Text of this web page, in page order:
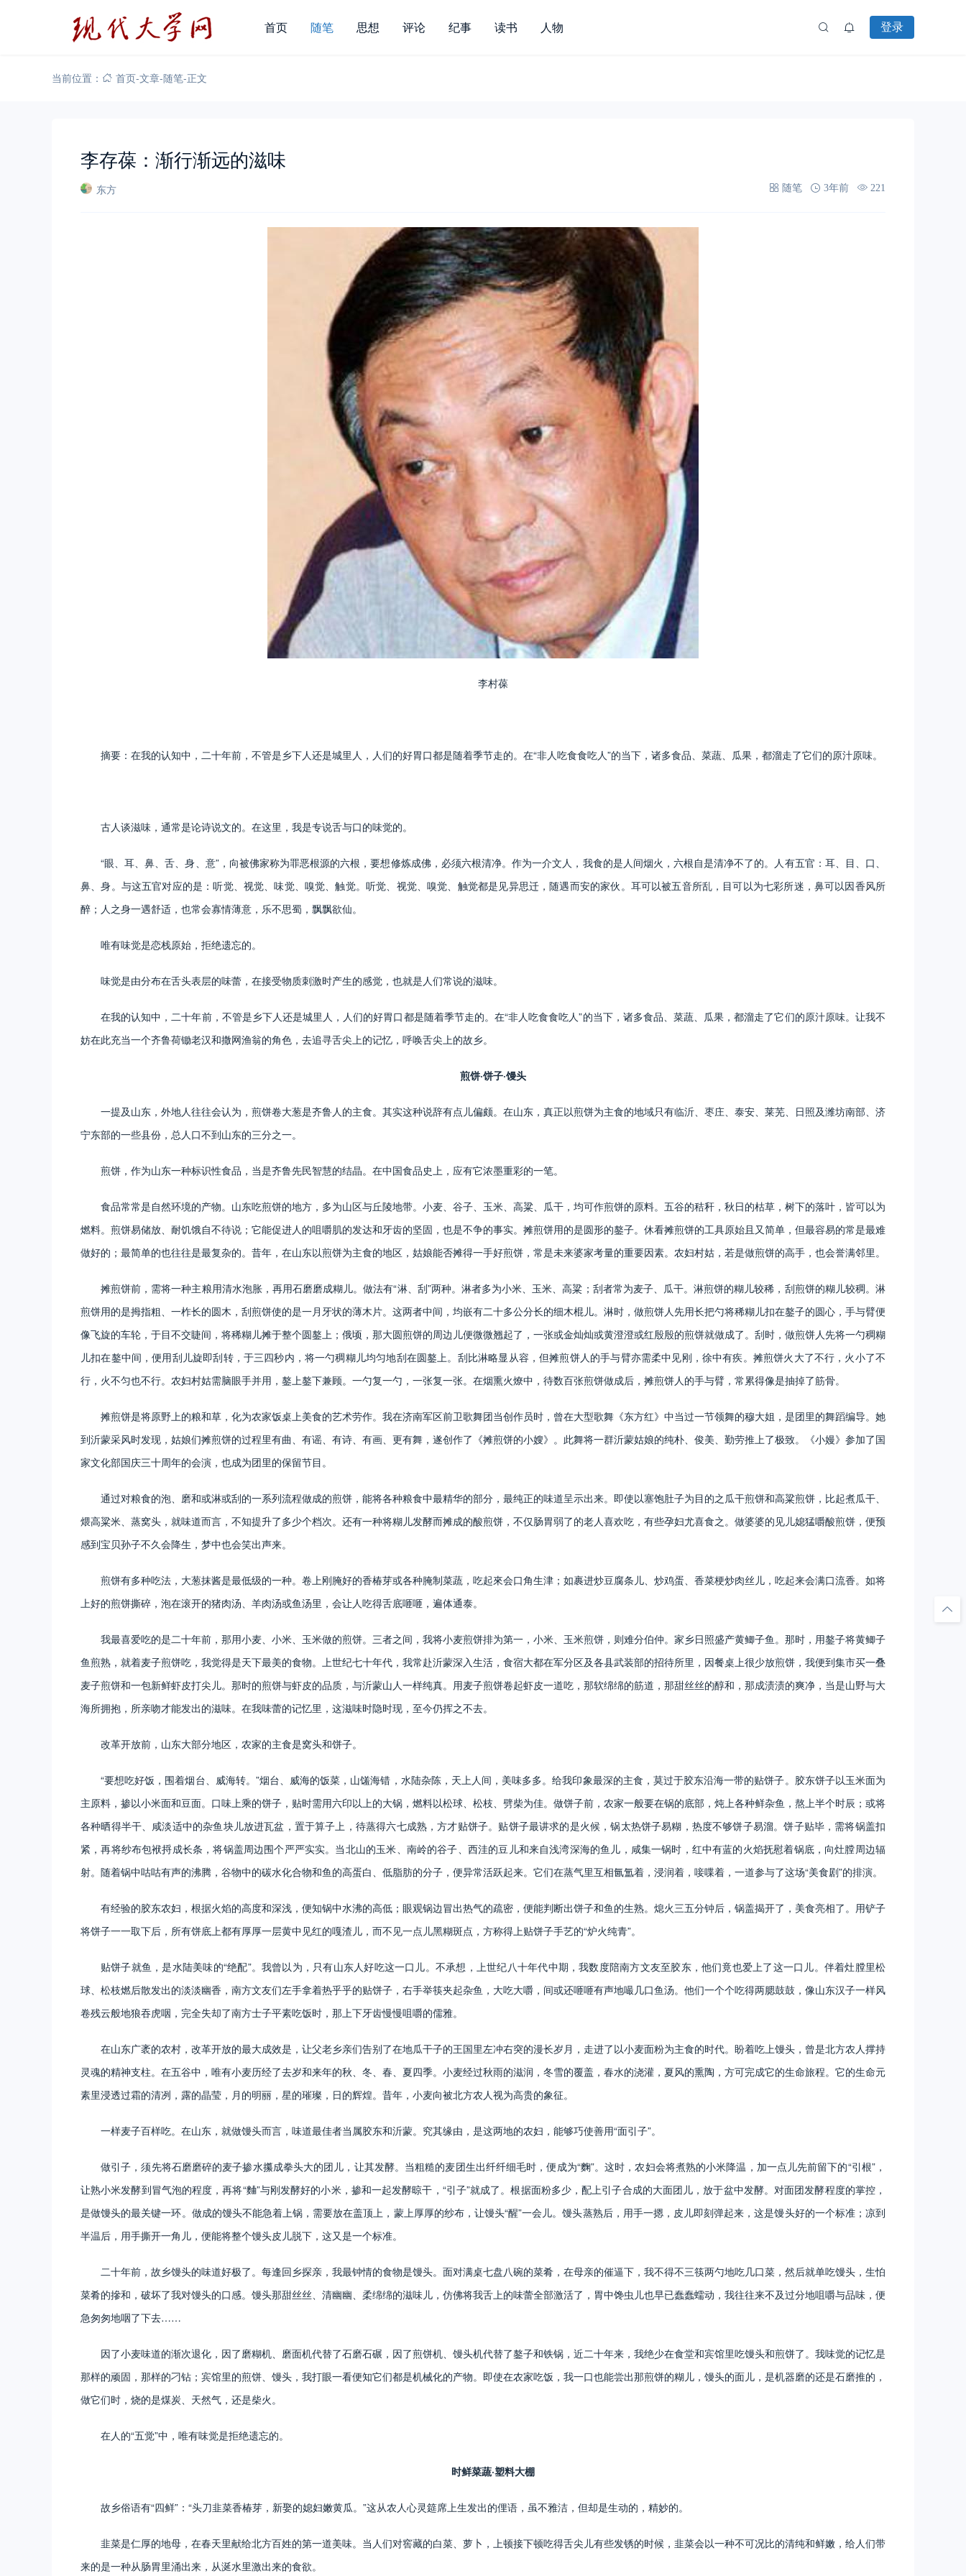
首页 随笔 思想 评论 纪事 读书 人物 登录
当前位置： 首页-文章-随笔-正文
李存葆：渐行渐远的滋味
东方 随笔 3年前 221
李村葆
摘要：在我的认知中，二十年前，不管是乡下人还是城里人，人们的好胃口都是随着季节走的。在“非人吃食食吃人”的当下，诸多食品、菜蔬、瓜果，都溜走了它们的原汁原味。
古人谈滋味，通常是论诗说文的。在这里，我是专说舌与口的味觉的。
“眼、耳、鼻、舌、身、意”，向被佛家称为罪恶根源的六根，要想修炼成佛，必须六根清净。作为一介文人，我食的是人间烟火，六根自是清净不了的。人有五官：耳、目、口、
鼻、身。与这五官对应的是：听觉、视觉、味觉、嗅觉、触觉。听觉、视觉、嗅觉、触觉都是见异思迁，随遇而安的家伙。耳可以被五音所乱，目可以为七彩所迷，鼻可以因香风所
醉；人之身一遇舒适，也常会寡情薄意，乐不思蜀，飘飘欲仙。
唯有味觉是恋栈原始，拒绝遗忘的。
味觉是由分布在舌头表层的味蕾，在接受物质刺激时产生的感觉，也就是人们常说的滋味。
在我的认知中，二十年前，不管是乡下人还是城里人，人们的好胃口都是随着季节走的。在“非人吃食食吃人”的当下，诸多食品、菜蔬、瓜果，都溜走了它们的原汁原味。让我不
妨在此充当一个齐鲁荷锄老汉和撒网渔翁的角色，去追寻舌尖上的记忆，呼唤舌尖上的故乡。
煎饼·饼子·馒头
一提及山东，外地人往往会认为，煎饼卷大葱是齐鲁人的主食。其实这种说辞有点儿偏颇。在山东，真正以煎饼为主食的地域只有临沂、枣庄、泰安、莱芜、日照及潍坊南部、济
宁东部的一些县份，总人口不到山东的三分之一。
煎饼，作为山东一种标识性食品，当是齐鲁先民智慧的结晶。在中国食品史上，应有它浓墨重彩的一笔。
食品常常是自然环境的产物。山东吃煎饼的地方，多为山区与丘陵地带。小麦、谷子、玉米、高粱、瓜干，均可作煎饼的原料。五谷的秸秆，秋日的枯草，树下的落叶，皆可以为
燃料。煎饼易储放、耐饥饿自不待说；它能促进人的咀嚼肌的发达和牙齿的坚固，也是不争的事实。摊煎饼用的是圆形的鏊子。休看摊煎饼的工具原始且又简单，但最容易的常是最难
做好的；最简单的也往往是最复杂的。昔年，在山东以煎饼为主食的地区，姑娘能否摊得一手好煎饼，常是未来婆家考量的重要因素。农妇村姑，若是做煎饼的高手，也会誉满邻里。
摊煎饼前，需将一种主粮用清水泡胀，再用石磨磨成糊儿。做法有“淋、刮”两种。淋者多为小米、玉米、高粱；刮者常为麦子、瓜干。淋煎饼的糊儿较稀，刮煎饼的糊儿较稠。淋
煎饼用的是拇指粗、一柞长的圆木，刮煎饼使的是一月牙状的薄木片。这两者中间，均嵌有二十多公分长的细木棍儿。淋时，做煎饼人先用长把勺将稀糊儿扣在鏊子的圆心，手与臂便
像飞旋的车轮，于目不交睫间，将稀糊儿摊于整个圆鏊上；俄顷，那大圆煎饼的周边儿便微微翘起了，一张或金灿灿或黄澄澄或红殷殷的煎饼就做成了。刮时，做煎饼人先将一勺稠糊
儿扣在鏊中间，便用刮儿旋即刮转，于三四秒内，将一勺稠糊儿均匀地刮在圆鏊上。刮比淋略显从容，但摊煎饼人的手与臂亦需柔中见刚，徐中有疾。摊煎饼火大了不行，火小了不
行，火不匀也不行。农妇村姑需脑眼手并用，鏊上鏊下兼顾。一勺复一勺，一张复一张。在烟熏火燎中，待数百张煎饼做成后，摊煎饼人的手与臂，常累得像是抽掉了筋骨。
摊煎饼是将原野上的粮和草，化为农家饭桌上美食的艺术劳作。我在济南军区前卫歌舞团当创作员时，曾在大型歌舞《东方红》中当过一节领舞的穆大姐，是团里的舞蹈编导。她
到沂蒙采风时发现，姑娘们摊煎饼的过程里有曲、有谣、有诗、有画、更有舞，遂创作了《摊煎饼的小嫂》。此舞将一群沂蒙姑娘的纯朴、俊美、勤劳推上了极致。《小嫚》参加了国
家文化部国庆三十周年的会演，也成为团里的保留节目。
通过对粮食的泡、磨和或淋或刮的一系列流程做成的煎饼，能将各种粮食中最精华的部分，最纯正的味道呈示出来。即使以塞饱肚子为目的之瓜干煎饼和高粱煎饼，比起煮瓜干、
煨高粱米、蒸窝头，就味道而言，不知提升了多少个档次。还有一种将糊儿发酵而摊成的酸煎饼，不仅肠胃弱了的老人喜欢吃，有些孕妇尤喜食之。做婆婆的见儿媳猛嚼酸煎饼，便预
感到宝贝孙子不久会降生，梦中也会笑出声来。
煎饼有多种吃法，大葱抹酱是最低级的一种。卷上刚腌好的香椿芽或各种腌制菜蔬，吃起來会口角生津；如裹进炒豆腐条儿、炒鸡蛋、香菜梗炒肉丝儿，吃起来会满口流香。如将
上好的煎饼撕碎，泡在滚开的猪肉汤、羊肉汤或鱼汤里，会让人吃得舌底咂咂，遍体通泰。
我最喜爱吃的是二十年前，那用小麦、小米、玉米做的煎饼。三者之间，我将小麦煎饼排为第一，小米、玉米煎饼，则难分伯仲。家乡日照盛产黄鲫子鱼。那时，用鏊子将黄鲫子
鱼煎熟，就着麦子煎饼吃，我觉得是天下最美的食物。上世纪七十年代，我常赴沂蒙深入生活，食宿大都在军分区及各县武装部的招待所里，因餐桌上很少放煎饼，我便到集市买一叠
麦子煎饼和一包新鲜虾皮打尖儿。那时的煎饼与虾皮的品质，与沂蒙山人一样纯真。用麦子煎饼卷起虾皮一道吃，那软绵绵的筋道，那甜丝丝的醇和，那成渍渍的爽净，当是山野与大
海所拥抱，所亲吻才能发出的滋味。在我味蕾的记忆里，这滋味时隐时现，至今仍挥之不去。
改革开放前，山东大部分地区，农家的主食是窝头和饼子。
“要想吃好饭，围着烟台、威海转。”烟台、威海的饭菜，山馐海错，水陆杂陈，天上人间，美味多多。给我印象最深的主食，莫过于胶东沿海一带的贴饼子。胶东饼子以玉米面为
主原料，掺以小米面和豆面。口味上乘的饼子，贴时需用六印以上的大锅，燃料以松球、松枝、劈柴为佳。做饼子前，农家一般要在锅的底部，炖上各种鲜杂鱼，熬上半个时辰；或将
各种晒得半干、咸淡适中的杂鱼块儿放进瓦盆，置于算子上，待蒸得六七成熟，方才贴饼子。贴饼子最讲求的是火候，锅太热饼子易糊，热度不够饼子易溜。饼子贴毕，需将锅盖扣
紧，再将纱布包袱捋成长条，将锅盖周边围个严严实实。当北山的玉米、南岭的谷子、西洼的豆儿和来自浅湾深海的鱼儿，咸集一锅时，红中有蓝的火焰抚慰着锅底，向灶膛周边辐
射。随着锅中咕咕有声的沸腾，谷物中的碳水化合物和鱼的高蛋白、低脂肪的分子，便异常活跃起来。它们在蒸气里互相氤氲着，浸润着，唼喋着，一道参与了这场“美食剧”的排演。
有经验的胶东农妇，根据火焰的高度和深浅，便知锅中水沸的高低；眼观锅边冒出热气的疏密，便能判断出饼子和鱼的生熟。熄火三五分钟后，锅盖揭开了，美食亮相了。用铲子
将饼子一一取下后，所有饼底上都有厚厚一层黄中见红的嘎渣儿，而不见一点儿黑糊斑点，方称得上贴饼子手艺的“炉火纯青”。
贴饼子就鱼，是水陆美味的“绝配”。我曾以为，只有山东人好吃这一口儿。不承想，上世纪八十年代中期，我数度陪南方文友至胶东，他们竟也爱上了这一口儿。伴着灶膛里松
球、松枝燃后散发出的淡淡幽香，南方文友们左手拿着热乎乎的贴饼子，右手举筷夹起杂鱼，大吃大嚼，间或还咂咂有声地嘬几口鱼汤。他们一个个吃得两腮鼓鼓，像山东汉子一样风
卷残云般地狼吞虎咽，完全失却了南方士子平素吃饭时，那上下牙齿慢慢咀嚼的儒雅。
在山东广袤的农村，改革开放的最大成效是，让父老乡亲们告别了在地瓜干子的王国里左冲右突的漫长岁月，走进了以小麦面粉为主食的时代。盼着吃上馒头，曾是北方农人撑持
灵魂的精神支柱。在五谷中，唯有小麦历经了去岁和来年的秋、冬、春、夏四季。小麦经过秋雨的滋润，冬雪的覆盖，春水的浇灌，夏风的熏陶，方可完成它的生命旅程。它的生命元
素里浸透过霜的清冽，露的晶莹，月的明丽，星的璀璨，日的辉煌。昔年，小麦向被北方农人视为高贵的象征。
一样麦子百样吃。在山东，就做馒头而言，味道最佳者当属胶东和沂蒙。究其缘由，是这两地的农妇，能够巧使善用“面引子”。
做引子，须先将石磨磨碎的麦子掺水攥成拳头大的团儿，让其发酵。当粗糙的麦团生出纤纤细毛时，便成为“麴”。这时，农妇会将煮熟的小米降温，加一点儿先前留下的“引根”，
让熟小米发酵到冒气泡的程度，再将“麯”与刚发酵好的小米，掺和一起发酵晾干，“引子”就成了。根据面粉多少，配上引子合成的大面团儿，放于盆中发酵。对面团发酵程度的掌控，
是做馒头的最关键一环。做成的馒头不能急着上锅，需要放在盖顶上，蒙上厚厚的纱布，让馒头“醒”一会儿。馒头蒸熟后，用手一摁，皮儿即刻弹起来，这是馒头好的一个标准；凉到
半温后，用手撕开一角儿，便能将整个馒头皮儿脱下，这又是一个标准。
二十年前，故乡馒头的味道好极了。每逢回乡探亲，我最钟情的食物是馒头。面对满桌七盘八碗的菜肴，在母亲的催逼下，我不得不三筷两勺地吃几口菜，然后就单吃馒头，生怕
菜肴的摻和，破坏了我对馒头的口感。馒头那甜丝丝、清幽幽、柔绵绵的滋味儿，仿佛将我舌上的味蕾全部激活了，胃中馋虫儿也早已蠢蠢蠕动，我往往来不及过分地咀嚼与品味，便
急匆匆地咽了下去……
因了小麦味道的渐次退化，因了磨糊机、磨面机代替了石磨石碾，因了煎饼机、馒头机代替了鏊子和铁锅，近二十年来，我绝少在食堂和宾馆里吃馒头和煎饼了。我味觉的记忆是
那样的顽固，那样的刁钻；宾馆里的煎饼、馒头，我打眼一看便知它们都是机械化的产物。即使在农家吃饭，我一口也能尝出那煎饼的糊儿，馒头的面儿，是机器磨的还是石磨推的，
做它们时，烧的是煤炭、天然气，还是柴火。
在人的“五觉”中，唯有味觉是拒绝遗忘的。
时鲜菜蔬·塑料大棚
故乡俗语有“四鲜”：“头刀韭菜香椿芽，新娶的媳妇嫩黄瓜。”这从农人心灵筵席上生发出的俚语，虽不雅洁，但却是生动的，精妙的。
韭菜是仁厚的地母，在春天里献给北方百姓的第一道美味。当人们对窖藏的白菜、萝卜，上顿接下顿吃得舌尖儿有些发锈的时候，韭菜会以一种不可况比的清纯和鲜嫩，给人们带
来的是一种从肠胃里涌出来，从涎水里激出来的食欲。